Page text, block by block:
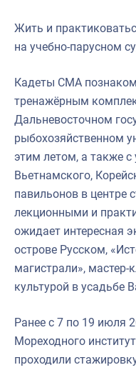
Жить и
на учебно-парусном
Кадеты СМА
тренажёрным
Дальневосточном
рыбохозяйственном
этим летом, а также
Вьетнамского,
павильонов в центре
лекционными и
ожидает интересная
острове Русском,
магистрали», мастер-
культурой в усадьбе
Ранее с 7 по 19 июля
Мореходного
проходили